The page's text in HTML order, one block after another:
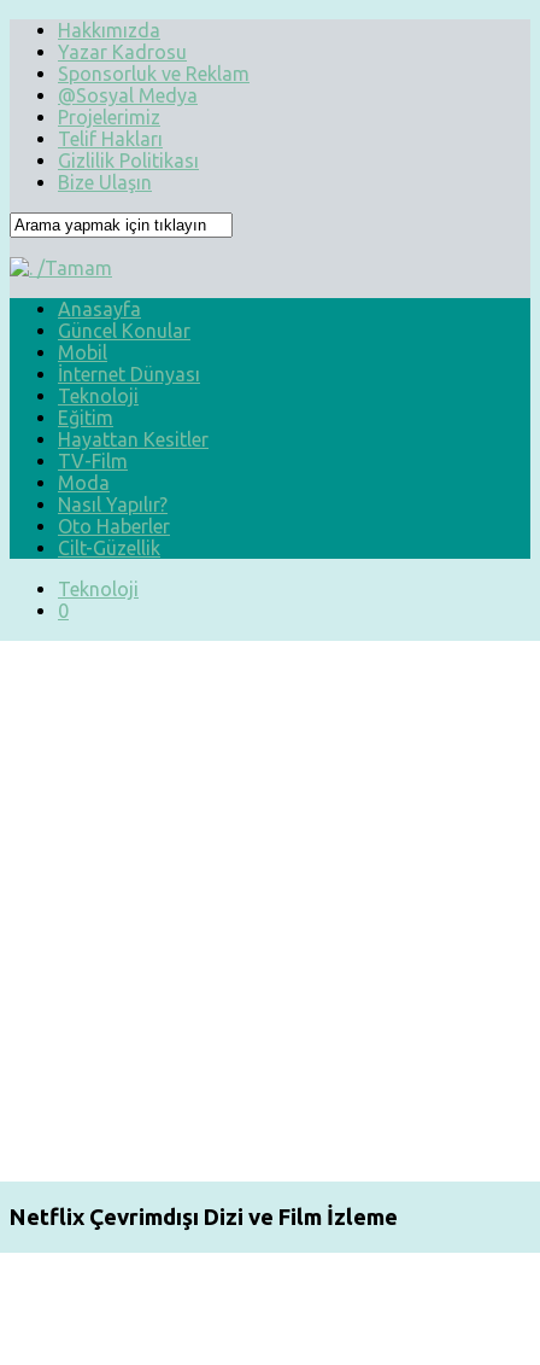
Hakkımızda
Yazar Kadrosu
Sponsorluk ve Reklam
@Sosyal Medya
Projelerimiz
Telif Hakları
Gizlilik Politikası
Bize Ulaşın
Anasayfa
Güncel Konular
Mobil
İnternet Dünyası
Teknoloji
Eğitim
Hayattan Kesitler
TV-Film
Moda
Nasıl Yapılır?
Oto Haberler
Cilt-Güzellik
Teknoloji
0
Netflix Çevrimdışı Dizi ve Film İzleme